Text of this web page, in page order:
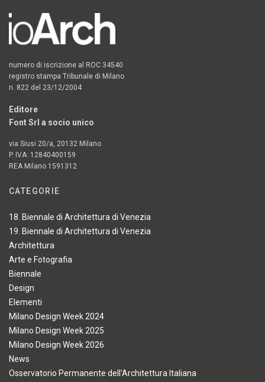
numero di iscrizione al ROC 34540
registro stampa Tribunale di Milano
n. 822 del 23/12/2004
Editore
Font Srl a socio unico
via Siusi 20/a, 20132 Milano
P. IVA: 12840400159
REA Milano 1591312
CATEGORIE
18. Biennale di Architettura di Venezia
19. Biennale di Architettura di Venezia
Architettura
Arte e Fotografia
Biennale
Design
Elementi
Milano Design Week 2024
Milano Design Week 2025
Milano Design Week 2026
News
Osservatorio Permanente dell'Architettura Italiana